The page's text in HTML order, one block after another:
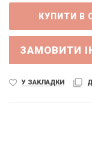
ЗАМОВИТИ
У ЗАКЛАДКИ